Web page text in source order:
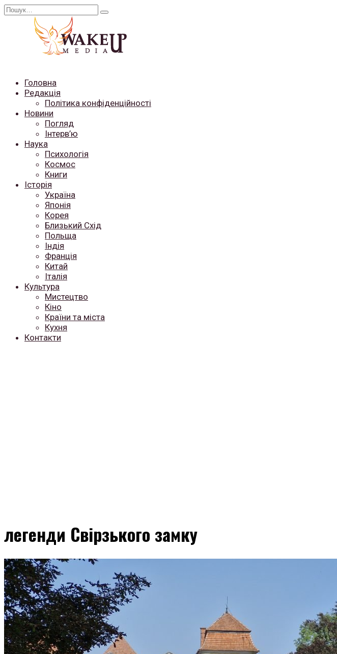
Перейти
Search
Головна
Редакція
Політика конфіденційності
Новини
Погляд
Інтерв’ю
Наука
Психологія
Космос
Книги
Історія
Україна
Японія
Корея
Близький Схід
Польща
Індія
Франція
Китай
Італія
Культура
Мистецтво
Кіно
Країни та міста
Кухня
Контакти
легенди Свірзького замку